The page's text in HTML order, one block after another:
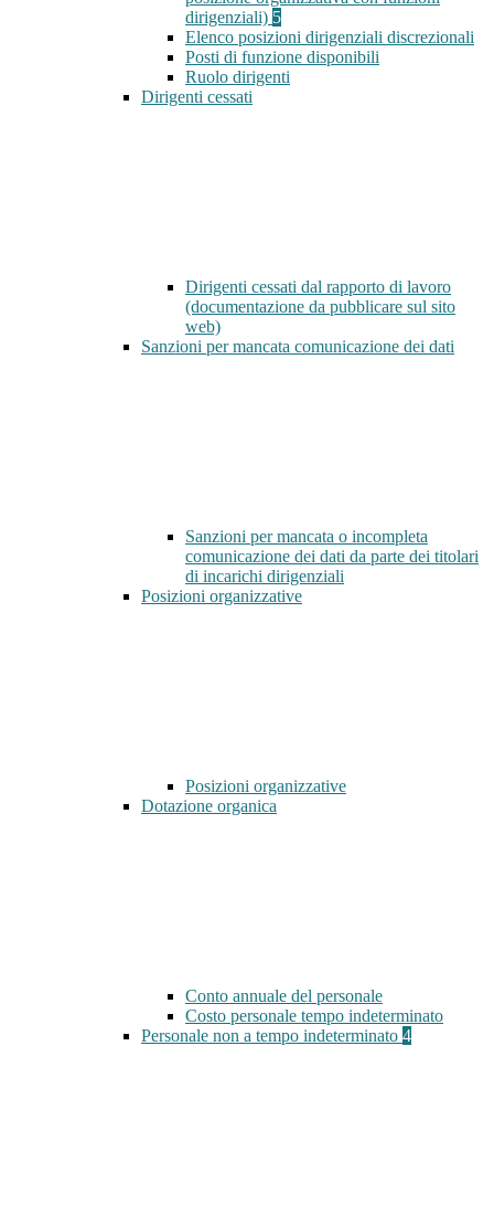
dirigenziali) 5
Elenco posizioni dirigenziali discrezionali
Posti di funzione disponibili
Ruolo dirigenti
Dirigenti cessati
Dirigenti cessati dal rapporto di lavoro
(documentazione da pubblicare sul sito
web)
Sanzioni per mancata comunicazione dei dati
Sanzioni per mancata o incompleta
comunicazione dei dati da parte dei titolari
di incarichi dirigenziali
Posizioni organizzative
Posizioni organizzative
Dotazione organica
Conto annuale del personale
Costo personale tempo indeterminato
Personale non a tempo indeterminato 4